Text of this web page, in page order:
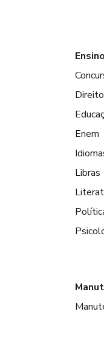
Direito
Enem
Libras